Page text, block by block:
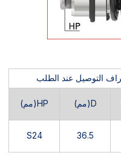
التوصيل عند الطلب
D(مم) HP(مم)
36.5
S24